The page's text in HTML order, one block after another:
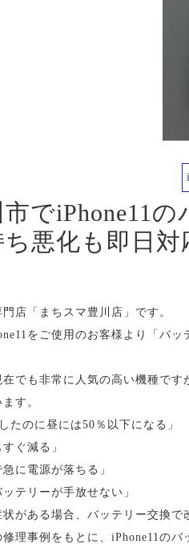
市でiPhone11
悪化も即日対
店「まちスマ豊川店」です。
をご使用のお客様より「バ
在でも非常に人気の高い機種で
す。
たのに昼には50％以下になる」
ぐ減る」
急に電源が落ちる」
ッテリーが手放せない」
状がある場合、バッテリー交換で
理事例をもとに、iPhone11の